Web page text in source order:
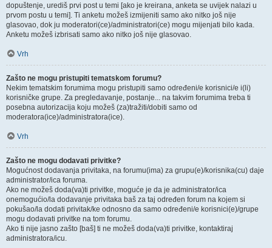
dopuštenje, urediš prvi post u temi [ako je kreirana, anketa se uvijek nalazi u
prvom postu u temi]. Ti anketu možeš izmijeniti samo ako nitko još nije
glasovao, dok ju moderatori(ce)/administratori(ce) mogu mijenjati bilo kada.
Anketu možeš izbrisati samo ako nitko još nije glasovao.
Vrh
Zašto ne mogu pristupiti tematskom forumu?
Nekim tematskim forumima mogu pristupiti samo određeni/e korisnici/e i(li)
korisničke grupe. Za pregledavanje, postanje... na takvim forumima treba ti
posebna autorizacija koju možeš (za)tražiti/dobiti samo od
moderatora(ice)/administratora(ice).
Vrh
Zašto ne mogu dodavati privitke?
Mogućnost dodavanja privitaka, na forumu(ima) za grupu(e)/korisnika(cu) daje
administrator/ica foruma.
Ako ne možeš doda(va)ti privitke, moguće je da je administrator/ica
onemogućio/la dodavanje privitaka baš za taj određen forum na kojem si
pokušao/la dodati privitak/ke odnosno da samo određeni/e korisnici(e)/grupe
mogu dodavati privitke na tom forumu.
Ako ti nije jasno zašto [baš] ti ne možeš doda(va)ti privitke, kontaktiraj
administratora/icu.